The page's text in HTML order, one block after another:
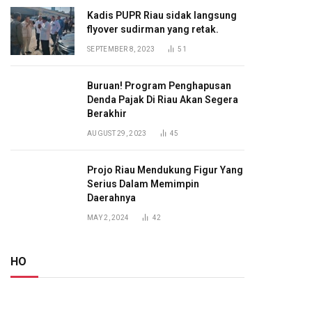
Kadis PUPR Riau sidak langsung
flyover sudirman yang retak.
SEPTEMBER 8, 2023 51
Buruan! Program Penghapusan
Denda Pajak Di Riau Akan Segera
Berakhir
AUGUST 29, 2023 45
Projo Riau Mendukung Figur Yang
Serius Dalam Memimpin
Daerahnya
MAY 2, 2024 42
HO